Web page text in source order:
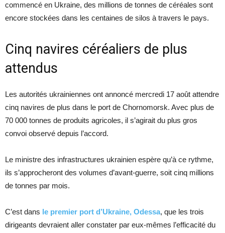
commencé en Ukraine, des millions de tonnes de céréales sont
encore stockées dans les centaines de silos à travers le pays.
Cinq navires céréaliers de plus
attendus
Les autorités ukrainiennes ont annoncé mercredi 17 août attendre
cinq navires de plus dans le port de Chornomorsk. Avec plus de
70 000 tonnes de produits agricoles, il s’agirait du plus gros
convoi observé depuis l’accord.
Le ministre des infrastructures ukrainien espère qu’à ce rythme,
ils s’approcheront des volumes d’avant-guerre, soit cinq millions
de tonnes par mois.
C’est dans le premier port d’Ukraine, Odessa, que les trois
dirigeants devraient aller constater par eux-mêmes l’efficacité du